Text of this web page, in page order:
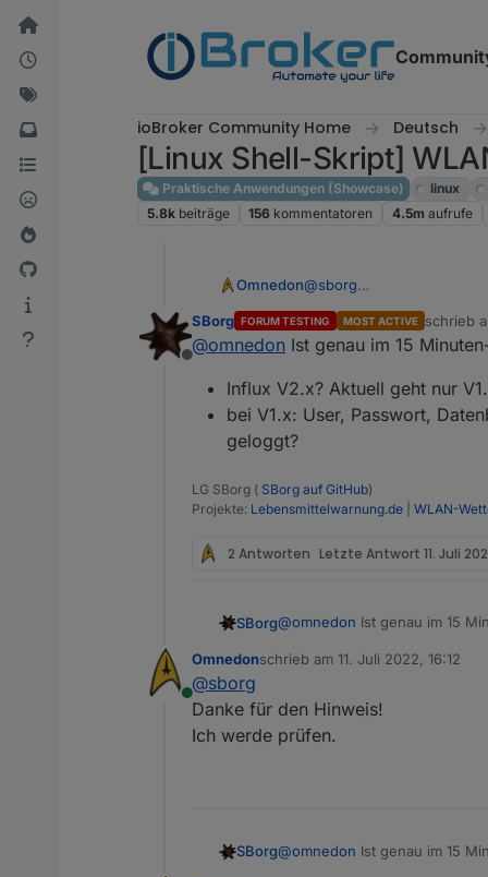
Weiter zum Inhalt
ioBroker Community Home Deutsch
[Linux Shell-Skript]
Praktische Anwendungen (Showcase) linux
5.8k beiträge 156 kommentatoren 4.5m aufrufe
Omnedon@sborg
die Erklärung kling
Jul 11 16:45:01
Jul 11 17:00:18
Jul 11 17:00:19
Jul 11 17:00:19
Jul 11 17:15:30
Offline
SBorg FORUM TESTING MOST ACTIVE schrieb
zuletzt
@omnedon Ist genau im 15
Influx V2.x? Aktuell geht nur
bei V1.x: User, Passwort,
geloggt?
LG SBorg ( SBorg auf GitHub)
Projekte: Lebensmittelwarnung.de WLAN-
2 Antworten Letzte Antwort 11. Juli
SBorg@omnedon Ist genau im 15
Influx V2.x? Aktuell geht
Online
Omnedonschrieb am 11. Juli 2022, 16:12
zuletzt editiert von
@sborg
Danke für den Hinweis!
Ich werde prüfen.
SBorg@omnedon Ist genau im 15